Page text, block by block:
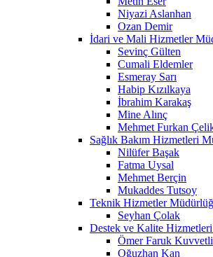
Niyazi Aslanhan
Ozan Demir
İdari ve Mali Hizmetler
Sevinç Gülten
Cumali Eldemler
Esmeray Sarı
Habip Kızılkaya
İbrahim Karakaş
Mine Alınç
Mehmet Furkan
Sağlık Bakım Hizmetleri
Nilüfer Başak
Fatma Uysal
Mehmet Berçin
Mukaddes Tutsoy
Teknik Hizmetler
Seyhan Çolak
Destek ve Kalite
Ömer Faruk Kuvvetli
Oğuzhan Kan